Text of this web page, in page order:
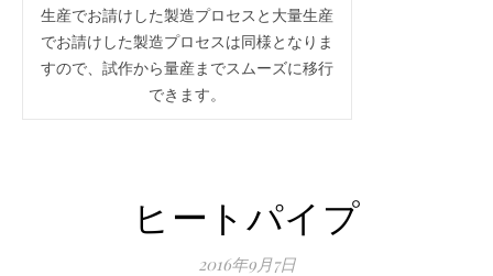
生産でお請けした製造プロセスと大量生産
でお請けした製造プロセスは同様となりま
すので、試作から量産までスムーズに移行
できます。
ヒートパイプ
2016年9月7日